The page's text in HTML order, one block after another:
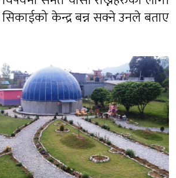
सिकाईको केन्द्र बन्न सक्ने उनले बताए